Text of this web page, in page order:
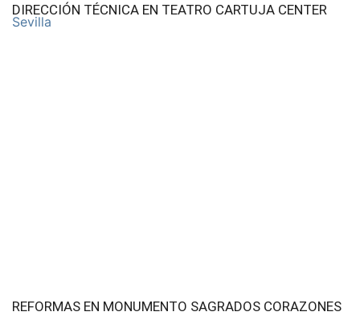
DIRECCIÓN TÉCNICA EN TEATRO CARTUJA CENTER
Sevilla
REFORMAS EN MONUMENTO SAGRADOS CORAZONES